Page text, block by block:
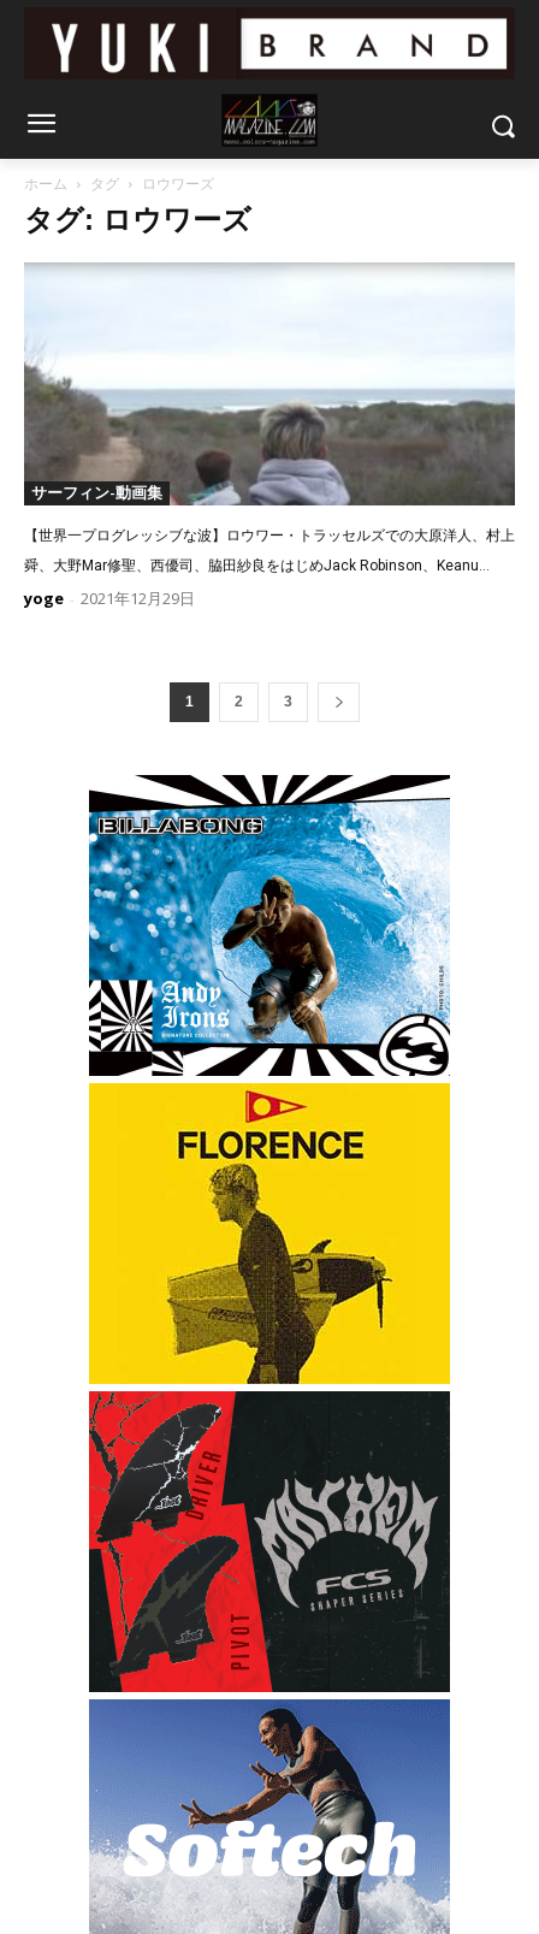
ホーム タグ ロウワーズ
タグ: ロウワーズ
サーフィン-動画集
【世界一プログレッシブな波】ロウワー・トラッセルズでの大原洋人、村上
舜、大野Mar修聖、西優司、脇田紗良をはじめJack Robinson、Keanu...
yoge - 2021年12月29日
1 2 3